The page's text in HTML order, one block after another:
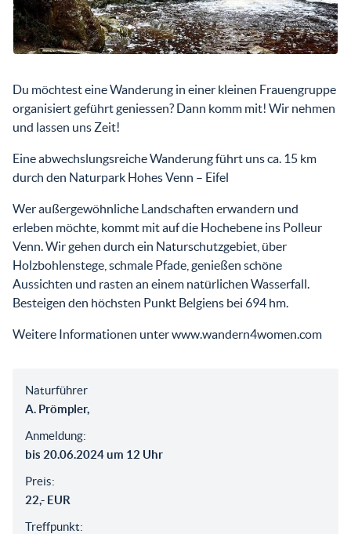
Du möchtest eine Wanderung in einer kleinen Frauengruppe
organisiert geführt geniessen? Dann komm mit! Wir nehmen
und lassen uns Zeit!
Eine abwechslungsreiche Wanderung führt uns ca. 15 km
durch den Naturpark Hohes Venn – Eifel
Wer außergewöhnliche Landschaften erwandern und
erleben möchte, kommt mit auf die Hochebene ins Polleur
Venn. Wir gehen durch ein Naturschutzgebiet, über
Holzbohlenstege, schmale Pfade, genießen schöne
Aussichten und rasten an einem natürlichen Wasserfall.
Besteigen den höchsten Punkt Belgiens bei 694 hm.
Weitere Informationen unter www.wandern4women.com
Naturführer
A. Prömpler,
Anmeldung:
bis 20.06.2024 um 12 Uhr
Preis:
22,- EUR
Treffpunkt: